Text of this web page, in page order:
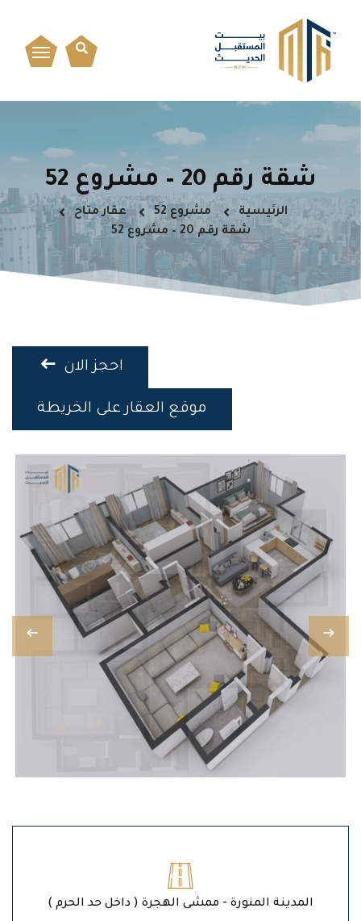
شقة رقم 20 – مشروع 52
الرئيسية مشروع 52
عقار متاح
شقة رقم 20 – مشروع 52
احجز الان
موقع العقار على الخريطة
المدينة المنورة - ممشى الهجرة ( داخل حد الحرم )